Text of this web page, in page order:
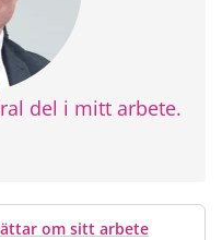
del i mitt arbete.
om sitt arbete